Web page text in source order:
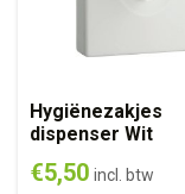
Hygiënezakjes
dispenser Wit
€5,50 incl. btw